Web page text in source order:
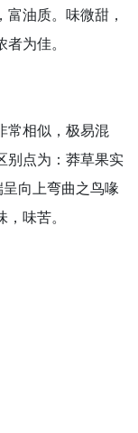
油质。味微甜，
为佳。
常相似，极易混
别点为：莽草果实
向上弯曲之鸟喙
味苦。